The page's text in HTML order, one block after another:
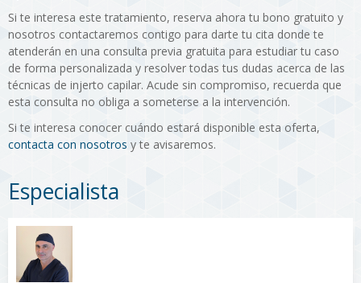
Si te interesa este tratamiento, reserva ahora tu bono gratuito y
nosotros contactaremos contigo para darte tu cita donde te
atenderán en una consulta previa gratuita para estudiar tu caso
de forma personalizada y resolver todas tus dudas acerca de las
técnicas de injerto capilar. Acude sin compromiso, recuerda que
esta consulta no obliga a someterse a la intervención.
Si te interesa conocer cuándo estará disponible esta oferta,
contacta con nosotros y te avisaremos.
Especialista